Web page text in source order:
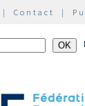
| Contact |